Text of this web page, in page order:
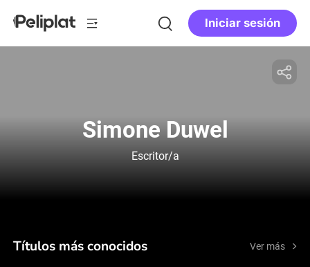
Iniciar sesión
Simone Duwel
Escritor/a
Títulos más conocidos Ver más